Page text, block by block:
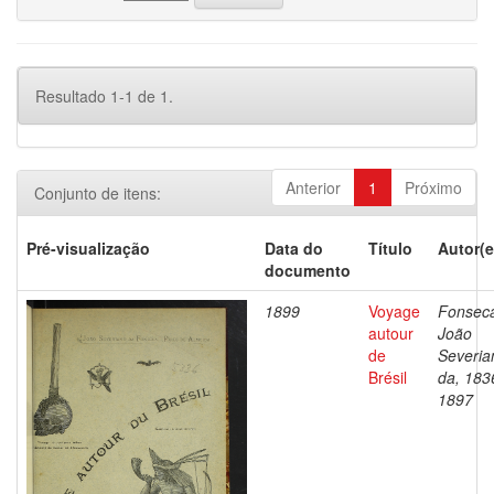
Resultado 1-1 de 1.
Anterior 1 Próximo
Conjunto de itens:
Pré-visualização
Data do
documento
Título
1899
Voyage
autour
de
Brésil
João
da,
1897